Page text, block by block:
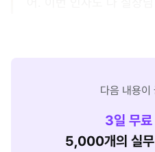
다음 내용이
3일 무
5,000개의 실무